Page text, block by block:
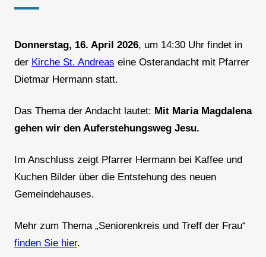
Donnerstag, 16. April 2026, um 14:30 Uhr findet in
der Kirche St. Andreas eine Osterandacht mit Pfarrer
Dietmar Hermann statt.
Das Thema der Andacht lautet: Mit Maria Magdalena
gehen wir den Auferstehungsweg Jesu.
Im Anschluss zeigt Pfarrer Hermann bei Kaffee und
Kuchen Bilder über die Entstehung des neuen
Gemeindehauses.
Mehr zum Thema „Seniorenkreis und Treff der Frau“
finden Sie hier.